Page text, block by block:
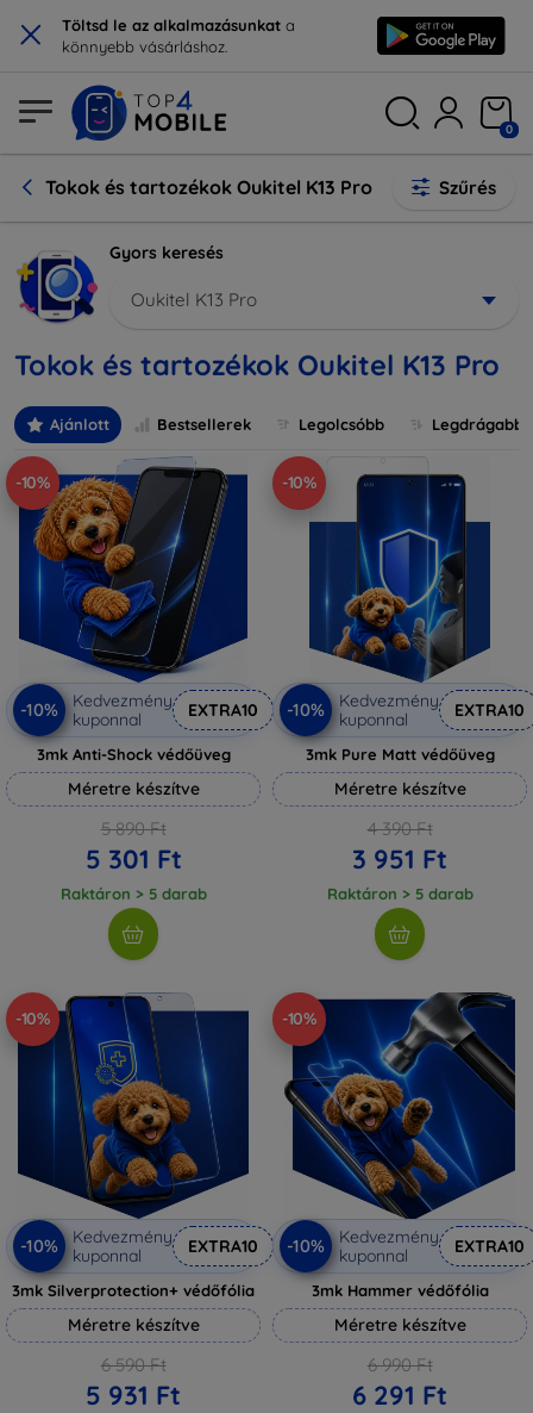
× Töltsd le az alkalmazásunkat a
könnyebb vásárláshoz.
0
Tokok és tartozékok Oukitel K13 Pro Szűrés
Gyors keresés
Oukitel K13 Pro
Tokok és tartozékok Oukitel K13 Pro
Ajánlott Bestsellerek Legolcsóbb Legdrágabb
-10%
-10%
Kedvezmény
kuponnal
EXTRA10
3mk Anti-Shock védőüveg
Méretre készítve
5 890 Ft
5 301 Ft
Raktáron > 5 darab
-10%
-10%
Kedvezmény
kuponnal
EXTRA10
3mk Pure Matt védőüveg
Méretre készítve
4 390 Ft
3 951 Ft
Raktáron > 5 darab
-10%
-10%
Kedvezmény
kuponnal
EXTRA10
3mk Silverprotection+ védőfólia
Méretre készítve
6 590 Ft
5 931 Ft
-10%
-10%
Kedvezmény
kuponnal
EXTRA10
3mk Hammer védőfólia
Méretre készítve
6 990 Ft
6 291 Ft